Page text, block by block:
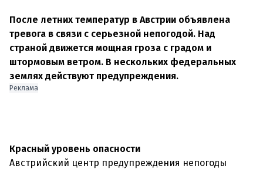
После летних температур в Австрии объявлена
тревога в связи с серьезной непогодой. Над
страной движется мощная гроза с градом и
штормовым ветром. В нескольких федеральных
землях действуют предупреждения.
Реклама
Красный уровень опасности
Австрийский центр предупреждения непогоды